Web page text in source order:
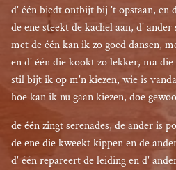
d' één biedt ontbijt bij 't opstaan, en
de ene steekt de kachel aan, d'
met de één kan ik zo goed dansen,
en d' één die kookt zo lekker, ma
stil bijt ik op m'n kiezen, wie is
hoe kan ik nu gaan kiezen, doe
de één zingt serenades, de ander is
de ene die kweekt kippen en de
d' één repareert de leiding en d'